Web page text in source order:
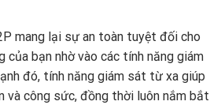
mang lại sự an toàn tuyệt đối cho
của bạn nhờ vào các tính năng giám
đó, tính năng giám sát từ xa giúp
và công sức, đồng thời luôn nắm bắt